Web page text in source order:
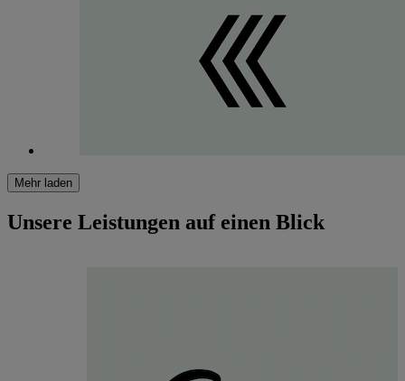
Mehr laden
Unsere Leistungen auf einen Blick